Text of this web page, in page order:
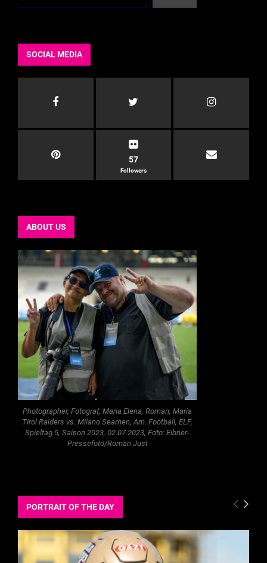
SOCIAL MEDIA
57
Followers
ABOUT US
Photographer, Fotograf, Maria Elena, Roman, Maria
Tirol Raiders vs. Milano Seamen, Am. Football, ELF,
Spieltag 5, Saison 2023, 02.07.2023, Foto: Eibner-
Pressefoto/Roman Just
PORTRAIT OF THE DAY